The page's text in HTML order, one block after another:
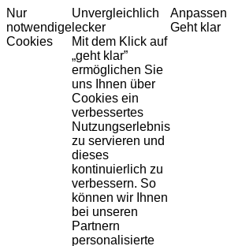
Nur
notwendige
Cookies
Unvergleichlich
lecker
Mit dem Klick auf
„geht klar”
ermöglichen Sie
uns Ihnen über
Cookies ein
verbessertes
Nutzungserlebnis
zu servieren und
dieses
kontinuierlich zu
verbessern. So
können wir Ihnen
bei unseren
Partnern
personalisierte
Anpassen
Geht klar